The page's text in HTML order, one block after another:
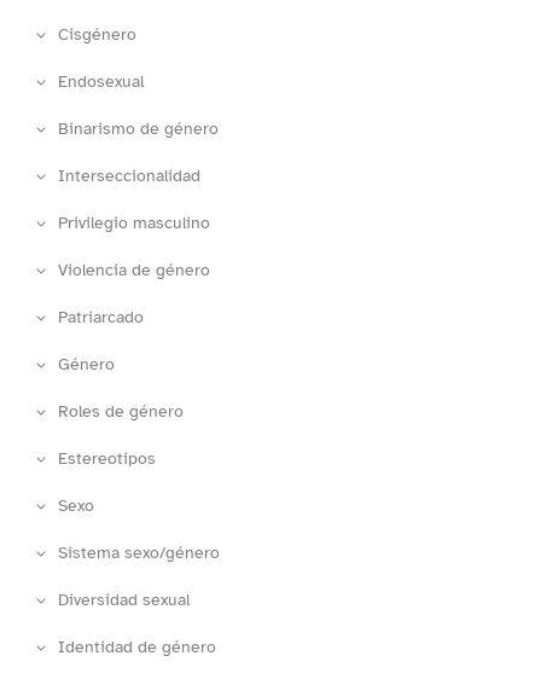
Cisgénero
Endosexual
Binarismo de género
Interseccionalidad
Privilegio masculino
Violencia de género
Patriarcado
Género
Roles de género
Estereotipos
Sexo
Sistema sexo/género
Diversidad sexual
Identidad de género